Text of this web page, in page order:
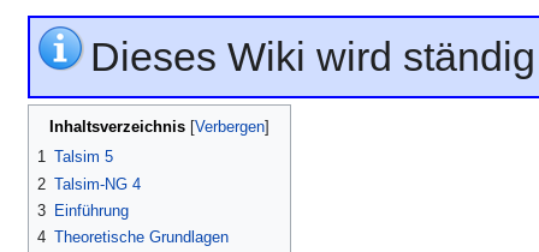
Dieses Wiki wird
Inhaltsverzeichnis
1 Talsim 5
2 Talsim-NG 4
3 Einführung
4 Theoretische Grundlagen